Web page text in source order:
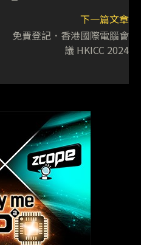
下一篇文章
免費登記．香港國際電腦會
議 HKICC 2024